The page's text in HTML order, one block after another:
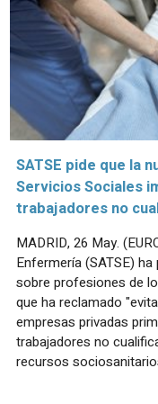
SATSE pide que la
Servicios Sociales
trabajadores no
MADRID, 26 May.
Enfermería (SATSE)
sobre profesiones de
que ha reclamado
empresas privadas
trabajadores no
recursos